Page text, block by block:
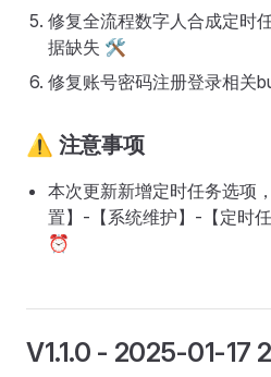
修复全流程数字人合成定时
据缺失 🛠️
修复账号密码注册登录相关
⚠️ 注意事项
本次更新新增定时任务选项
置】-【系统维护】-【定时
⏰
V1.1.0 - 2025-01-17